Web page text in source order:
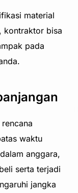
material
kontraktor bisa
pada
waktu
anggara,
serta terjadi
jangka